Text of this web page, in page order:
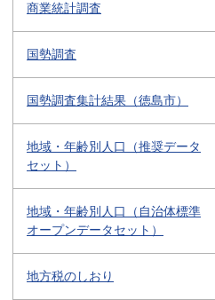
商業統計調査
国勢調査
国勢調査集計結果（徳島市）
地域・年齢別人口（推奨データ
セット）
地域・年齢別人口（自治体標準
オープンデータセット）
地方税のしおり